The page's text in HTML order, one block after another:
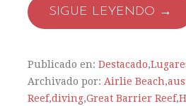
SIGUE LEYENDO →
Publicado en: Destacado,
Archivado por: Airlie Beach,
Reef,diving,Great Barrier Reef,